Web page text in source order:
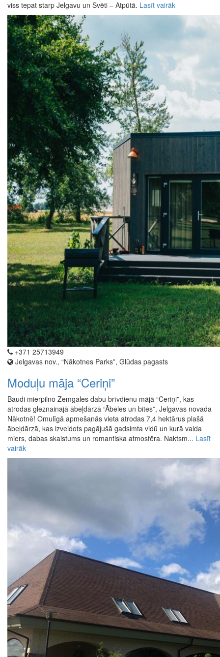
viss tepat starp Jelgavu un Svēti – Atpūtā. Lasīt vairāk
+371 25713949
Jelgavas nov., “Nākotnes Parks”, Glūdas pagasts
Moduļu māja “Ceriņi”
Baudi mierpilno Zemgales dabu brīvdienu mājā “Ceriņi”, kas
atrodas gleznainajā ābeļdārzā “Ābeles un bites”, Jelgavas novada
Nākotnē! Omulīgā apmešanās vieta atrodas 7,4 hektārus plašā
ābeļdārzā, kas izveidots pagājušā gadsimta vidū un kurā valda
miers, dabas skaistums un romantiska atmosfēra. Naktsm... Lasīt
vairāk